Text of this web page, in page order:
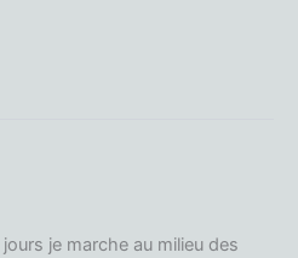
je marche au milieu des